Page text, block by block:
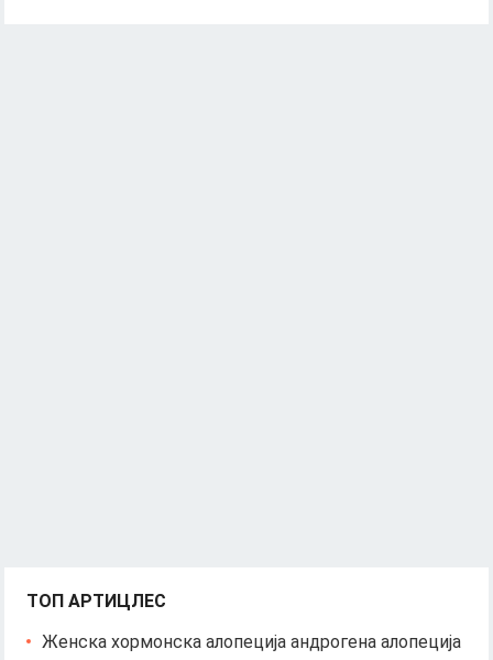
ТОП АРТИЦЛЕС
Женска хормонска алопеција андрогена алопеција